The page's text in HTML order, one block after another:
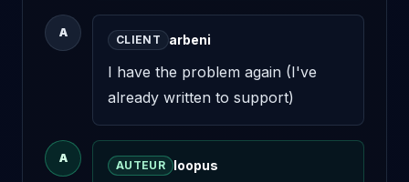
A
CLIENT arbeni
I have the problem again (I've
already written to support)
A
AUTEUR loopus